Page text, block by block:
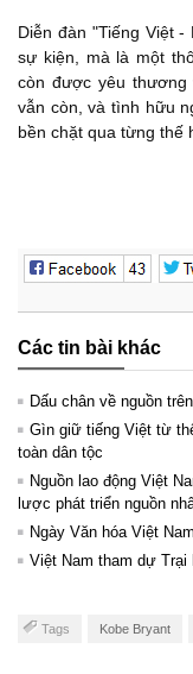
Diễn đàn "Tiếng Việt
sự kiện, mà là một
còn được yêu
vẫn còn, và tình hữu
bền chặt qua từng thế
Các tin bài khác
Dấu chân về nguồn
Gìn giữ tiếng Việt từ
toàn dân tộc
Nguồn lao động Việt
lược phát triển nguồn
Ngày Văn hóa Việt
Việt Nam tham dự Trại
Tags Kobe Bryant